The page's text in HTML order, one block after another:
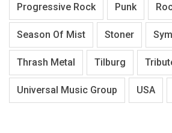
Progressive Rock Punk
Season Of Mist Stoner
Thrash Metal Tilburg
Universal Music Group USA